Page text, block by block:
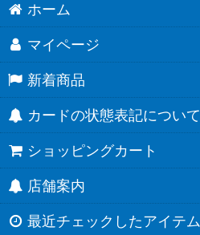
ホーム
マイページ
新着商品
カードの状態表記について
ショッピングカート
店舗案内
最近チェックしたアイテム